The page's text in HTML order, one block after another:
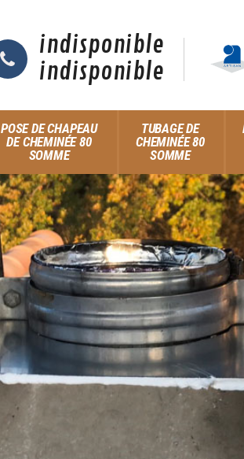
indisponible
indisponible
POSE DE CHAPEAU
DE CHEMINÉE 80
SOMME
TUBAGE DE
CHEMINÉE 80
SOMME